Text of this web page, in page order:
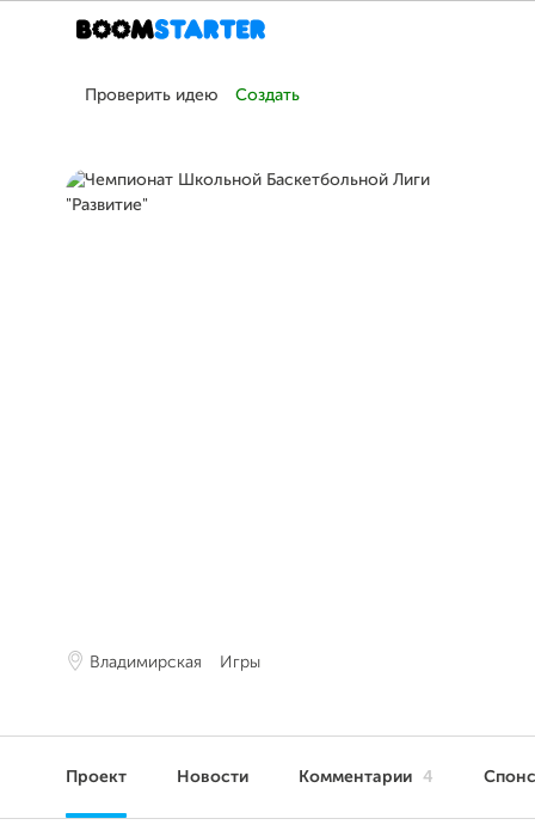
Проверить идею Создать
Владимирская Игры
Проект Новости Комментарии 4